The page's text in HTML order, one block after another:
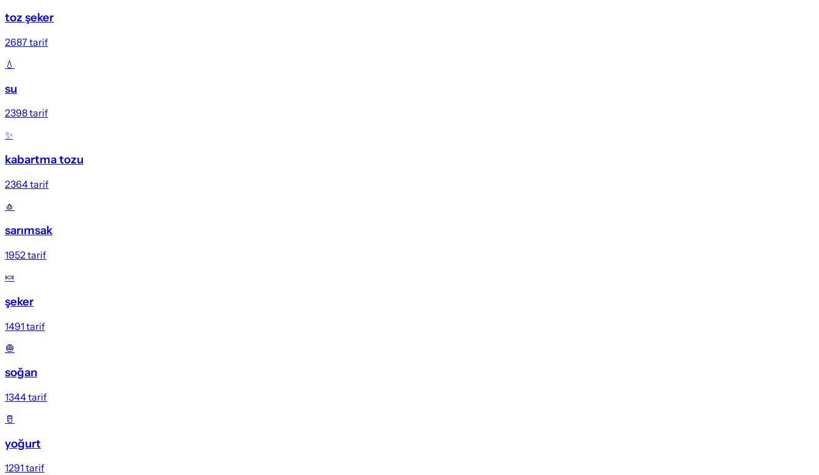
toz şeker
2687 tarif
💧
su
2398tarif
✨
kabartma tozu
2364tarif
🧄
sarımsak
1952tarif
🍬
şeker
1491 tarif
🧅
soğan
1344tarif
🥛
yoğurt
1291 tarif